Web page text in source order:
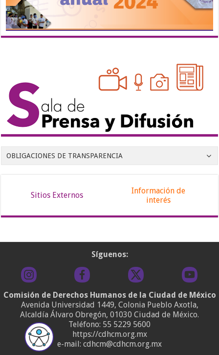
OBLIGACIONES DE TRANSPARENCIA
Sitios Externos
Información de
interés
Síguenos:
Comisión de Derechos Humanos de la Ciudad de México
Avenida Universidad 1449, Colonia Pueblo Axotla,
Alcaldía Álvaro Obregón, 01030 Ciudad de México.
Teléfono: 55 5229 5600
https://cdhcm.org.mx
e-mail: cdhcm@cdhcm.org.mx